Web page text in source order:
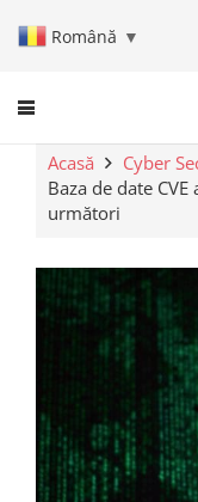
Română ▼
Acasă
Cyber
Baza de date
următori